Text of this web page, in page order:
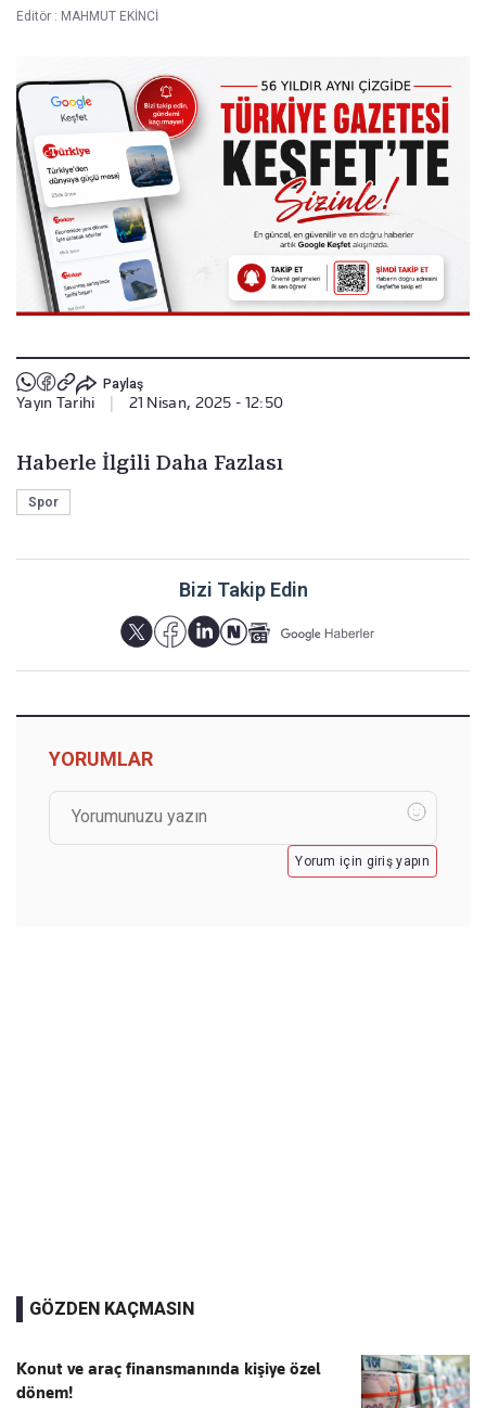
Editör : MAHMUT EKİNCİ
Paylaş
Yayın Tarihi 21 Nisan, 2025 - 12:50
Haberle İlgili Daha Fazlası
Spor
Bizi Takip Edin
YORUMLAR
Yorum için giriş yapın
GÖZDEN KAÇMASIN
Konut ve araç finansmanında kişiye özel
dönem!